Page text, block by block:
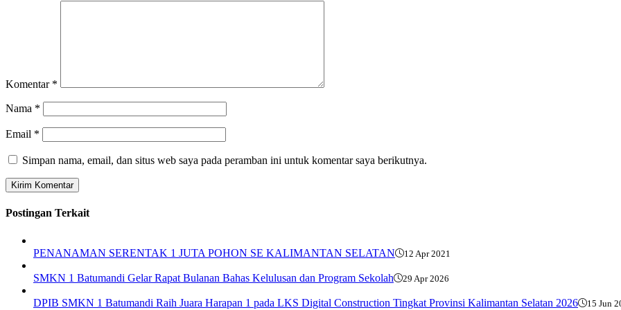
Komentar *
Nama *
Email *
Simpan nama, email, dan situs web saya pada peramban ini untuk komentar saya berikutnya.
Postingan Terkait
PENANAMAN SERENTAK 1 JUTA POHON SE KALIMANTAN SELATAN 12 Apr 2021
SMKN 1 Batumandi Gelar Rapat Bulanan Bahas Kelulusan dan Program Sekolah 29 Apr 2026
DPIB SMKN 1 Batumandi Raih Juara Harapan 1 pada LKS Digital Construction Tingkat Provinsi Kalimantan Selatan 2026 15 Jun